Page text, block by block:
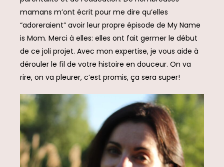
mamans m’ont écrit pour me dire qu’elles
“adoreraient” avoir leur propre épisode de My Name
is Mom. Merci à elles: elles ont fait germer le début
de ce joli projet. Avec mon expertise, je vous aide à
dérouler le fil de votre histoire en douceur. On va
rire, on va pleurer, c’est promis, ça sera super!